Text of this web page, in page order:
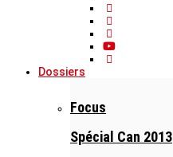
Dossiers
Focus
Spécial Can 2013